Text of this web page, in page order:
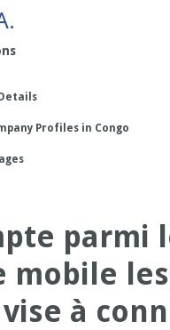
Profiles in Congo
parmi
mobile
à